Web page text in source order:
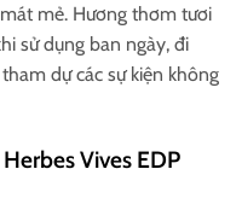
mẻ. Hương thơm tươi
sử dụng ban ngày, đi
dự các sự kiện không
Vives EDP